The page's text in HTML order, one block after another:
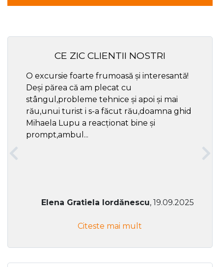
CE ZIC CLIENTII NOSTRI
O excursie foarte frumoasă și interesantă!
Deși părea că am plecat cu
stângul,probleme tehnice și apoi și mai
rău,unui turist i s-a făcut rău,doamna ghid
Mihaela Lupu a reacționat bine și
prompt,ambul...
Elena Gratiela Iordănescu, 19.09.2025
Citeste mai mult